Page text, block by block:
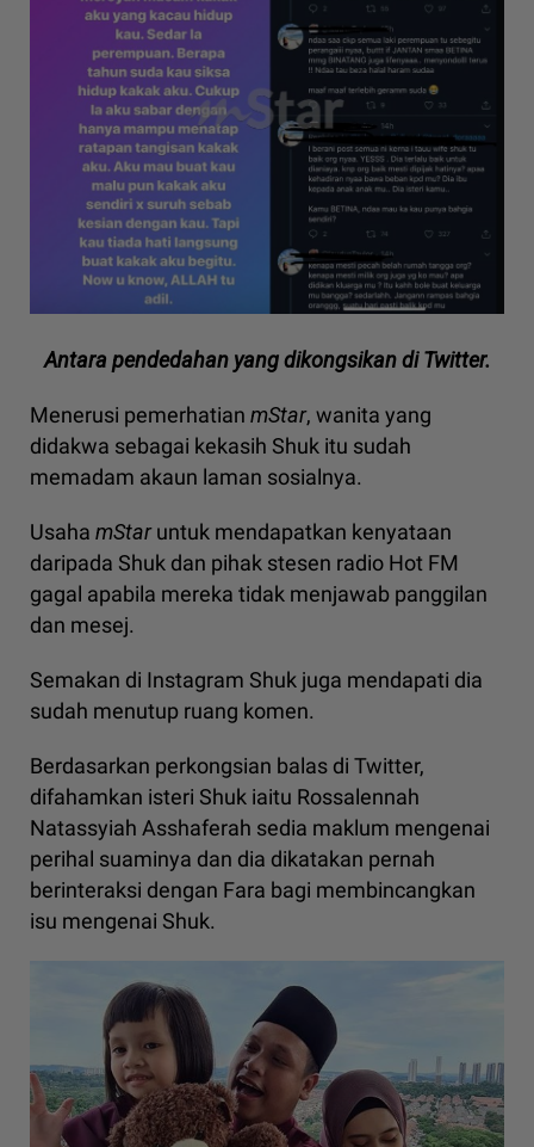
Antara pendedahan yang dikongsikan di Twitter.
Menerusi pemerhatian mStar, wanita yang
didakwa sebagai kekasih Shuk itu sudah
memadam akaun laman sosialnya.
Usaha mStaruntuk mendapatkan kenyataan
daripada Shuk dan pihak stesen radio Hot FM
gagal apabila mereka tidak menjawab panggilan
dan mesej.
Semakan di Instagram Shuk juga mendapati dia
sudah menutup ruang komen.
Berdasarkan perkongsian balas di Twitter,
difahamkan isteri Shuk iaitu Rossalennah
Natassyiah Asshaferah sedia maklum mengenai
perihal suaminya dan dia dikatakan pernah
berinteraksi dengan Fara bagi membincangkan
isu mengenai Shuk.